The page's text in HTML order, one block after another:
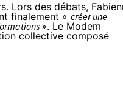
Lors des débats,
finalement « créer une
». Le Modem
collective composé